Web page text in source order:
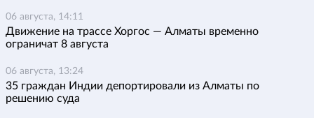
06 августа, 14:11
Движение на трассе Хоргос — Алматы временно
ограничат 8 августа
06 августа, 13:24
35 граждан Индии депортировали из Алматы по
решению суда